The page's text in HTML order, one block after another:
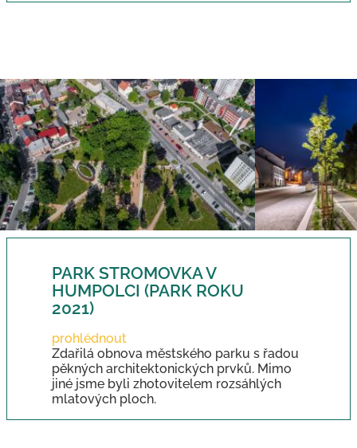
PARK STROMOVKA V
HUMPOLCI (PARK ROKU
2021)
prohlédnout
Zdařilá obnova městského parku s řadou
pěkných architektonických prvků. Mimo
jiné jsme byli zhotovitelem rozsáhlých
mlatových ploch.